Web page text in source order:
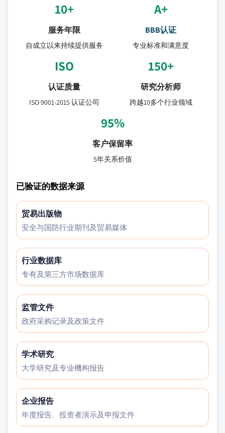
10+
服务年限
自成立以来持续提供服务
A+
BBB认证
专业标准和满意度
ISO
认证质量
ISO 9001-2015 认证公司
150+
研究分析师
跨越10多个行业领域
95%
客户保留率
5年关系价值
已验证的数据来源
贸易出版物
安全与国防行业期刊及贸易媒体
行业数据库
专有及第三方市场数据库
监管文件
政府采购记录及政策文件
学术研究
大学研究及专业機构报告
企业报告
年度报告、投资者演示及申报文件